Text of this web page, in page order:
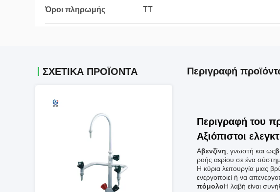
Όροι πληρωμής ΤΤ
ΣΧΕΤΙΚΑ ΠΡΟΪΟΝΤΑ Περιγραφή
Περιγραφή του
Αξιόπιστοι
Αβενζίνη , γνωστή και ως
ροής αερίου σε ένα
Η κύρια λειτουργία μιας
ενεργοποιεί ή να
πόμολοΗ λαβή είναι